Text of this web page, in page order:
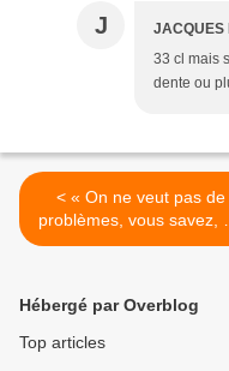
J JACQUES
33 cl mais
dente ou
< « On ne veut pas de
problèmes, vous savez,
est plus traqué que les
nous mène chez son
Hébergé par Overblog
Top articles